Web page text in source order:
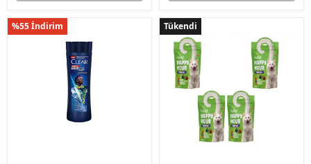
%55 İndirim Tükendi
Tükendi